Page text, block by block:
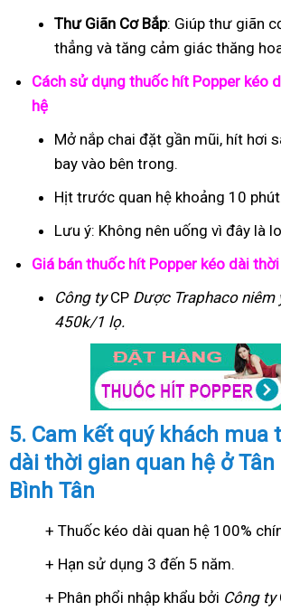
Thư Giãn Cơ Bắp: Giúp thư giãn
thẳng và tăng cảm giác thăng
Cách sử dụng thuốc hít Popper kéo
hệ
Mở nắp chai đặt gần mũi, hít hơi
bay vào bên trong.
Hịt trước quan hệ khoảng 10
Lưu ý: Không nên uống vì đây là
Giá bán thuốc hít Popper kéo dài
Công tyCP Dược Traphaconiêm
450k/1 lọ.
5. Cam kết quý khách mua
dài thời gian quan hệ ở Tân
Bình Tân
+ Thuốc kéo dài quan hệ 100%
+ Hạn sử dụng 3 đến 5 năm.
+ Phân phổi nhập khẩu bởi Công ty